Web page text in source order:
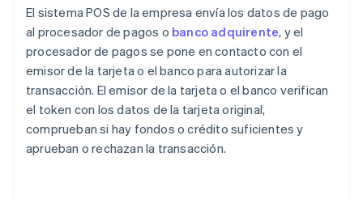
El sistema POS de la empresa envía los datos de pago
al procesador de pagos o banco adquirente, y el
procesador de pagos se pone en contacto con el
emisor de la tarjeta o el banco para autorizar la
transacción. El emisor de la tarjeta o el banco verifican
el token con los datos de la tarjeta original,
comprueban si hay fondos o crédito suficientes y
aprueban o rechazan la transacción.